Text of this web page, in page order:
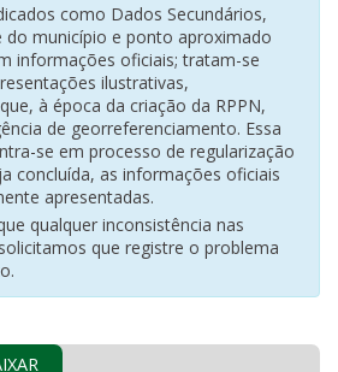
como Dados Secundários,
do município e ponto aproximado
informações oficiais; tratam-se
ilustrativas,
à época da criação da RPPN,
de georreferenciamento. Essa
se em processo de regularização
concluída, as informações oficiais
apresentadas.
qualquer inconsistência nas
que registre o problema